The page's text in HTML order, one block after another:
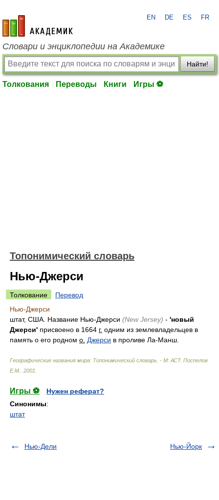
academic.ru
EN DE ES FR
Словари и энциклопедии на Академике
Найти!
Толкования Переводы Книги Игры ⚽
Топонимический словарь
Нью-Джерси
Толкование
Перевод
Нью-Джерси
штат, США. Название Нью-Джерси (New Jersey) - 'новый
Джерси' присвоено в 1664 г. одним из землевладельцев в
память о его родном о. Джерси в проливе Ла-Манш.
Географические названия мира: Топонимический словарь. - М: АСТ. Поспелов
Е.М.
2001
Игры ⚽
Нужен реферат?
Синонимы:
штат
Нью-Дели Нью-Йорк